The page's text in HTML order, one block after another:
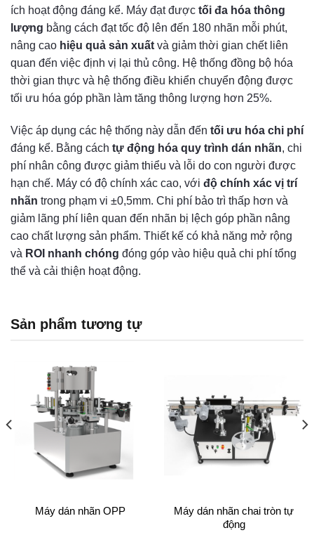
ích hoạt động đáng kể. Máy đạt được tối đa hóa thông
lượng bằng cách đạt tốc độ lên đến 180 nhãn mỗi phút,
nâng cao hiệu quả sản xuất và giảm thời gian chết liên
quan đến việc định vị lại thủ công. Hệ thống đồng bộ hóa
thời gian thực và hệ thống điều khiển chuyển động được
tối ưu hóa góp phần làm tăng thông lượng hơn 25%.
Việc áp dụng các hệ thống này dẫn đến tối ưu hóa chi phí
đáng kể. Bằng cách tự động hóa quy trình dán nhãn, chi
phí nhân công được giảm thiểu và lỗi do con người được
hạn chế. Máy có độ chính xác cao, với độ chính xác vị trí
nhãn trong phạm vi ±0,5mm. Chi phí bảo trì thấp hơn và
giảm lãng phí liên quan đến nhãn bị lệch góp phần nâng
cao chất lượng sản phẩm. Thiết kế có khả năng mở rộng
và ROI nhanh chóng đóng góp vào hiệu quả chi phí tổng
thể và cải thiện hoạt động.
Sản phẩm tương tự
Máy dán nhãn OPP
Máy dán nhãn chai tròn tự
động